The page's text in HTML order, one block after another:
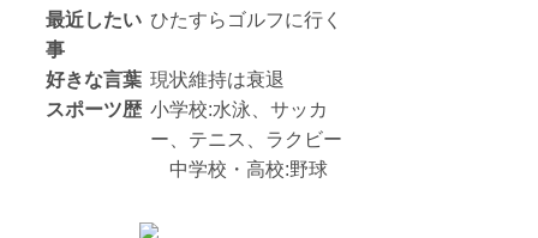
最近したい
事
ひたすらゴルフに行く
好きな言葉 現状維持は衰退
スポーツ歴 小学校:水泳、サッカ
ー、テニス、ラクビー
中学校・高校:野球